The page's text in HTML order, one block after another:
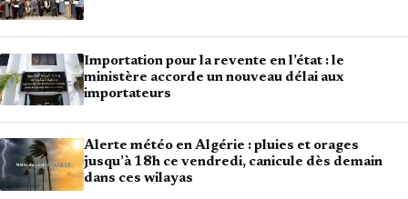
Importation pour la revente en l’état : le
ministère accorde un nouveau délai aux
importateurs
Alerte météo en Algérie : pluies et orages
jusqu’à 18h ce vendredi, canicule dès demain
dans ces wilayas